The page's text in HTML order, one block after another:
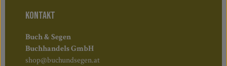
KONTAKT
Buch & Segen
Buchhandels GmbH
shop@buchundsegen.at